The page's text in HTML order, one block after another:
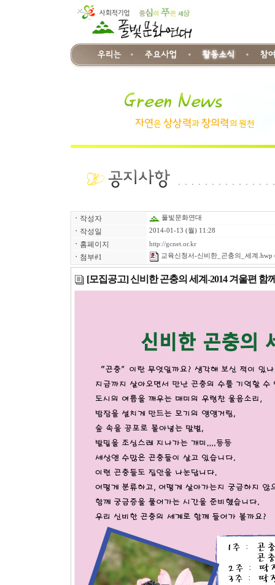
ㆍ 작성자 풀빛문화연대
ㆍ 작성일 2014-01-13 (월) 11:28
ㆍ 홈페이지 http://gcnet.or.kr
ㆍ 첨부#1 교육신청서-신비한_곤충의_세계.hwp
[모집공고] 신비한 곤충의 세계-2014 겨울편 함